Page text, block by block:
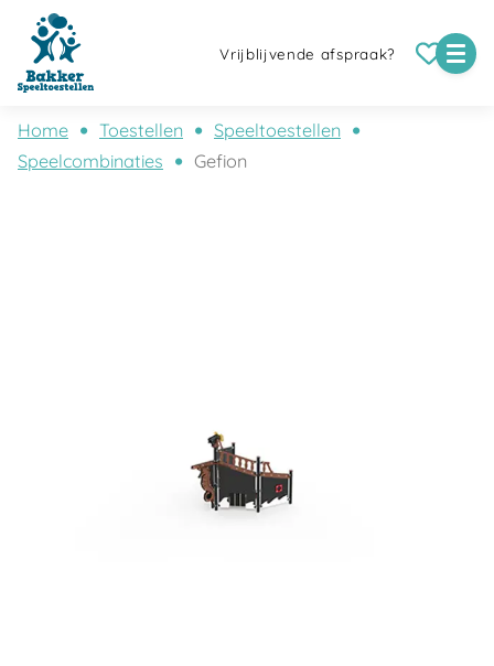
Vrijblijvende afspraak?
Home Toestellen
Speeltoestellen
Speelcombinaties
Gefion